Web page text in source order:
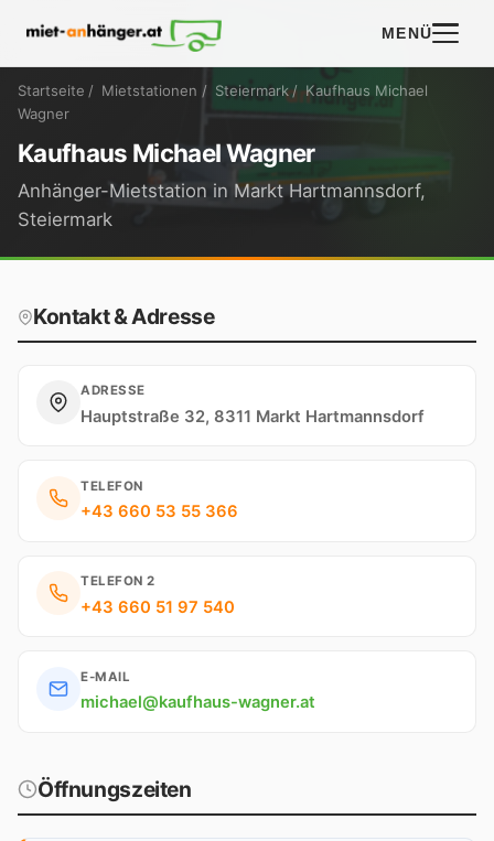
MENÜ
Startseite / Mietstationen / Steiermark/ Kaufhaus Michael
Wagner
Kaufhaus Michael Wagner
Anhänger-Mietstation in Markt Hartmannsdorf,
Steiermark
Kontakt & Adresse
ADRESSE
Hauptstraße 32, 8311 Markt Hartmannsdorf
TELEFON
+43 660 53 55 366
TELEFON 2
+43 660 51 97 540
E-MAIL
michael@kaufhaus-wagner.at
Öffnungszeiten